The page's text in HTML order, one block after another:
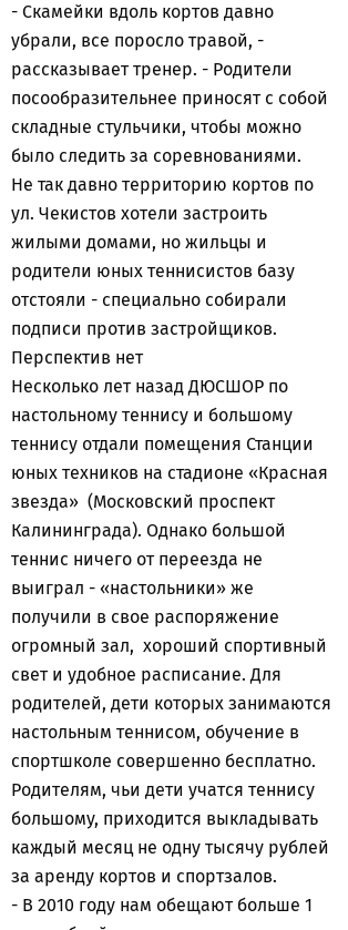
- Скамейки вдоль кортов давно
убрали, все поросло травой, -
рассказывает тренер. - Родители
посообразительнее приносят с собой
складные стульчики, чтобы можно
было следить за соревнованиями.
Не так давно территорию кортов по
ул. Чекистов хотели застроить
жилыми домами, но жильцы и
родители юных теннисистов базу
отстояли - специально собирали
подписи против застройщиков.
Перспектив нет
Несколько лет назад ДЮСШОР по
настольному теннису и большому
теннису отдали помещения Станции
юных техников на стадионе «Красная
звезда» (Московский проспект
Калининграда). Однако большой
теннис ничего от переезда не
выиграл - «настольники» же
получили в свое распоряжение
огромный зал, хороший спортивный
свет и удобное расписание. Для
родителей, дети которых занимаются
настольным теннисом, обучение в
спортшколе совершенно бесплатно.
Родителям, чьи дети учатся теннису
большому, приходится выкладывать
каждый месяц не одну тысячу рублей
за аренду кортов и спортзалов.
- В 2010 году нам обещают больше 1